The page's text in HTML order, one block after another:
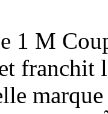
1 M
franchit